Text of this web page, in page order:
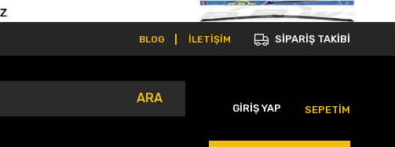
BLOG İLETİŞİM SİPARİŞ TAKİBİ
ARA
GİRİŞ YAP SEPETİM